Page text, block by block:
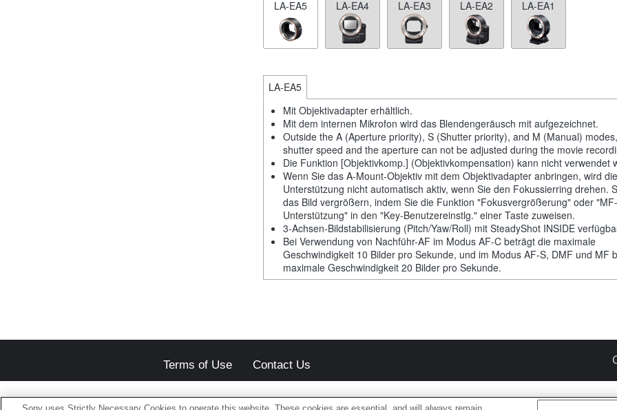
LA-EA5 LA-EA4 LA-EA3 LA-EA2 LA-EA1
LA-EA5
Mit Objektivadapter erhältlich.
Mit dem internen Mikrofon wird das Blendengeräusch mit aufgezeichnet.
Outside the A (Aperture priority), S (Shutter priority), and M (Manual)
shutter speed and the aperture can not be adjusted during the movie
Die Funktion [Objektivkomp.] (Objektivkompensation) kann nicht verwendet
Wenn Sie das A-Mount-Objektiv mit dem Objektivadapter anbringen, wird
Unterstützung nicht automatisch aktiv, wenn Sie den Fokussierring drehen.
das Bild vergrößern, indem Sie die Funktion "Fokusvergrößerung" oder "MF-
Unterstützung" in den "Key-Benutzereinstlg." einer Taste zuweisen.
3-Achsen-Bildstabilisierung (Pitch/Yaw/Roll) mit SteadyShot INSIDE
Bei Verwendung von Nachführ-AF im Modus AF-C beträgt die maximale
Geschwindigkeit 10 Bilder pro Sekunde, und im Modus AF-S, DMF und MF
maximale Geschwindigkeit 20 Bilder pro Sekunde.
Terms of Use Contact Us